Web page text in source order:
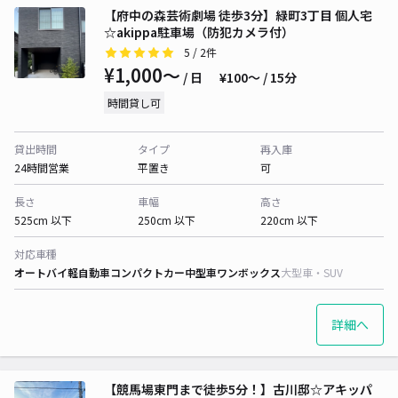
【府中の森芸術劇場 徒歩3分】緑町3丁目 個人宅
☆akippa駐車場（防犯カメラ付）
5 / 2件
¥1,000〜 / 日 ¥100〜 / 15分
時間貸し可
貸出時間
24時間営業
タイプ
平置き
再入庫
可
長さ
525cm 以下
車幅
250cm 以下
高さ
220cm 以下
対応車種
オートバイ軽自動車コンパクトカー中型車ワンボックス大型車・SUV
詳細へ
【競馬場東門まで徒歩5分！】古川邸☆アキッパ